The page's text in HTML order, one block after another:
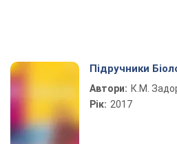
Підручники
Автори: К.М.
Рік: 2017